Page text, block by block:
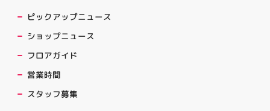
ピックアップニュース
ショップニュース
フロアガイド
営業時間
スタッフ募集